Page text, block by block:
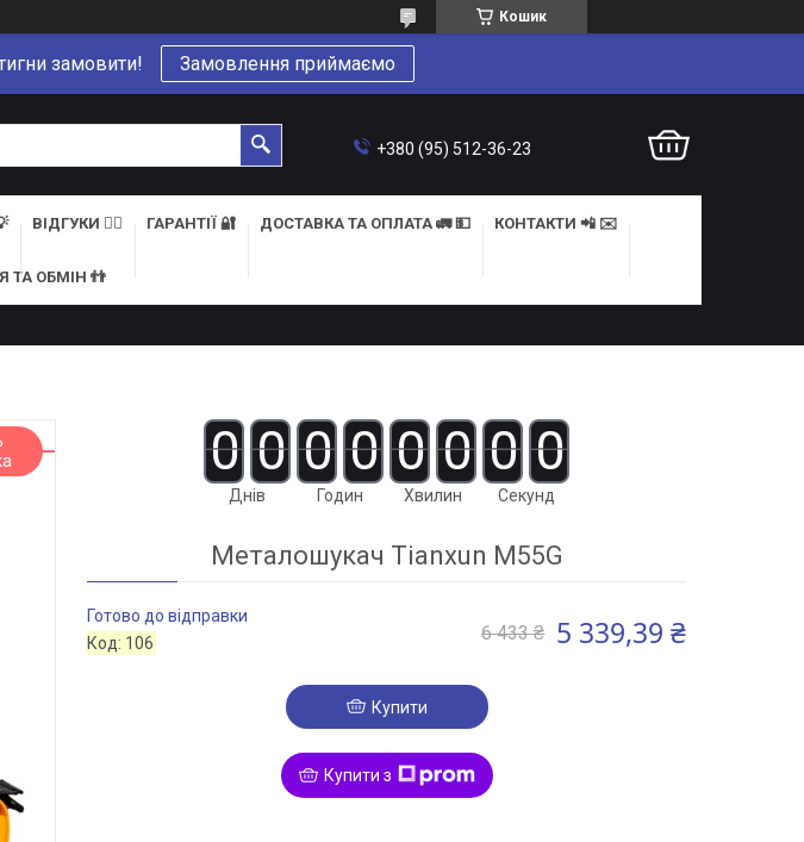
Кошик
замовити! Замовлення приймаємо
+380 (95) 512-36-23
ВІДГУКИ 👍🏻 ГАРАНТІЇ 🔐 ДОСТАВКА ТА ОПЛАТА 🚛 💵 КОНТАКТИ 📲 ✉️
ТА ОБМІН 👬
0 0
Днів
0 0
Годин
0 0
Хвилин
0 0
Секунд
Металошукач Tianxun M55G
Готово до відправки
Код: 106 6 433 ₴ 5 339,39 ₴
Купити
Купити з